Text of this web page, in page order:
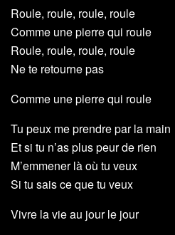
Roule, roule, roule, roule
Comme une pierre qui roule
Roule, roule, roule, roule
Ne te retourne pas
Comme une pierre qui roule
Tu peux me prendre par la main
Et si tu n’as plus peur de rien
M’emmener là où tu veux
Si tu sais ce que tu veux
Vivre la vie au jour le jour